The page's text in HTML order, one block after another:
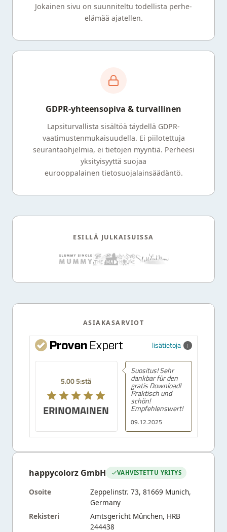
Jokainen sivu on suunniteltu todellista perhe-
elämää ajatellen.
GDPR-yhteensopiva & turvallinen
Lapsiturvallista sisältöä täydellä GDPR-
vaatimustenmukaisuudella. Ei piilotettuja
seurantaohjelmia, ei tietojen myyntiä. Perheesi
yksityisyyttä suojaa
eurooppalainen tietosuojalainsäädäntö.
ESILLÄ JULKAISUISSA
ASIAKASARVIOT
lisätietoja
5.00 5:stä
ERINOMAINEN
09.12.2025
Suositus! Sehr
dankbar für den
gratis Download!
Praktisch und
schön!
Empfehlenswert!
happycolorz GmbH VAHVISTETTU YRITYS
Osoite
Zeppelinstr. 73, 81669 Munich,
Germany
Rekisteri
Amtsgericht München, HRB
244438